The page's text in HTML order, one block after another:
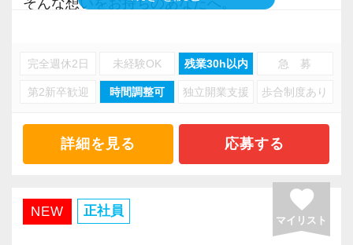
て、真面目で前向きに、誠実に向き合える「人
「実務経験がなくて、本当にやっていけるか不
安…」という方も全く問題ありません。
文化と、それを支えるチーム体制、そして正当
に頑張りを評価する制度（評価制度導入済み）
加えて、長く安心して働いていただけるよう、
好評なのが【時差出勤制度】です。
出社・退社時間を1時間の範囲内（30分単位）で
前後にスライドさせることができます。
「今日は専門学校の講義があるから、早めに出
社して18時に退社して学校へ向かう」
時間に出社する」
「平日の朝に通院を済ませてから出社する」
そんな想いをお持ちのあなたへ。
えながら、アシスタントとして活躍しません
か？
を中心とした、落ち着いていて相談がしやすい
税理士法人です。
私たちは、紹介や新規のご契約により【顧問法
人数が右肩上がりに増加】を続けています。
業績好調による組織拡大にともない、新しくお
完全週休2日 未経験OK 残業30h以内 急 募
第2新卒歓迎 時間調整可 独立開業支援 歩合制度あり
詳細を見る 応募する
NEW 正社員 favorite
マイリスト